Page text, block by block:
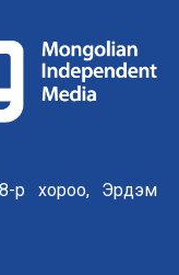
8-р хороо, Эрдэм